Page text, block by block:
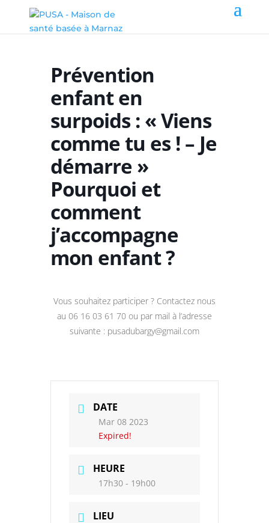
Prévention
enfant en
surpoids : « Viens
comme tu es ! – Je
démarre »
Pourquoi et
comment
j’accompagne
mon enfant ?
Vous souhaitez participer ? Contactez nous
au 06 16 03 61 70 ou par mail à l’adresse
suivante : pusadubargy@gmail.com
DATE
Mar 08 2023
Expired!
HEURE
17h30 - 19h00
LIEU